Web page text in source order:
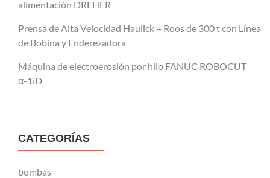
alimentación DREHER
Prensa de Alta Velocidad Haulick + Roos de 300 t con Línea
de Bobina y Enderezadora
Máquina de electroerosión por hilo FANUC ROBOCUT
α-1iD
CATEGORÍAS
bombas